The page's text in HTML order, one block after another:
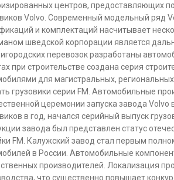
центров, предоставляющих
Volvo. Современный модельный ряд
и комплектаций насчитывает
шведской корпорации является
перевозок разработаны
при строительстве создана серия
для магистральных,
грузовики серии FM. Автомобильные
церемонии запуска завода Volvo
в год, начался серийный выпуск
завода был представлен статус
FM. Калужский завод стал первым
в России. Автомобильные
производителей. Локализация
что существенно повышает